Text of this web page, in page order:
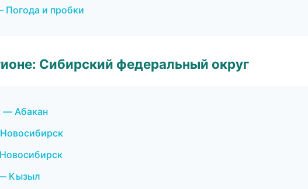
Погода и пробки
Сибирский федеральный округ
— Абакан
Кызыл